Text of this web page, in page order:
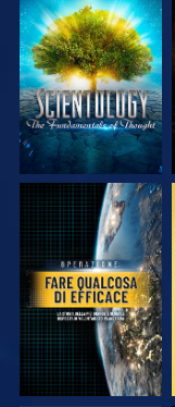
ESPLORA LE
SERIE
GUARDA